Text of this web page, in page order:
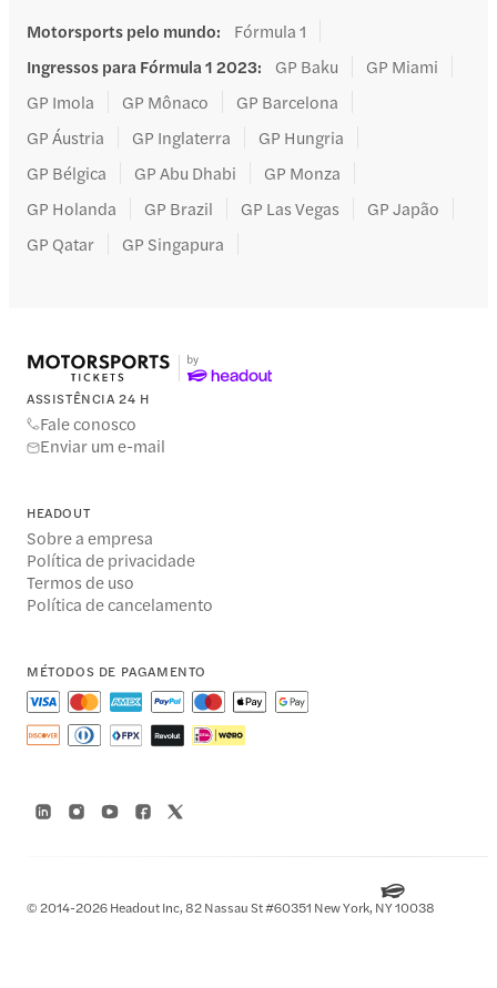
Motorsports pelo mundo:
Fórmula 1
Ingressos para Fórmula 1 2023: GP Baku
GP Miami
GP Imola
GP Mônaco
GP Barcelona
GP Áustria
GP Inglaterra
GP Hungria
GP Bélgica
GP Abu Dhabi
GP Monza
GP Holanda
GP Brazil GP Las Vegas
GP Japão
GP Qatar
GP Singapura
ASSISTÊNCIA 24 H
Fale conosco
Enviar um e-mail
HEADOUT
Sobre a empresa
Política de privacidade
Termos de uso
Política de cancelamento
MÉTODOS DE PAGAMENTO
© 2014-2026 Headout Inc, 82 Nassau St #60351 New York, NY 10038